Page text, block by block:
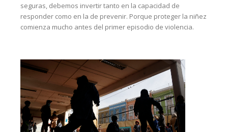
seguras, debemos invertir tanto en la capacidad de
responder como en la de prevenir. Porque proteger la niñez
comienza mucho antes del primer episodio de violencia.